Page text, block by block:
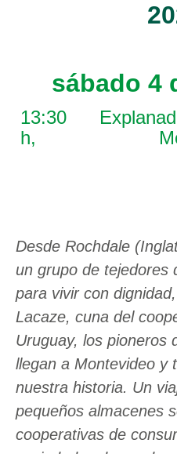
sábado 4
13:30
h,
Desde Rochdale
un grupo de tejedores
para vivir con
Lacaze, cuna del
Uruguay, los pioneros
llegan a Montevideo y
nuestra historia. Un
pequeños almacenes
cooperativas de